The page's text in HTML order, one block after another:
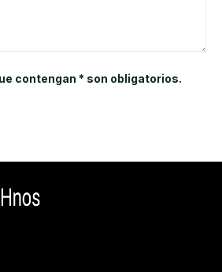
contengan * son obligatorios.